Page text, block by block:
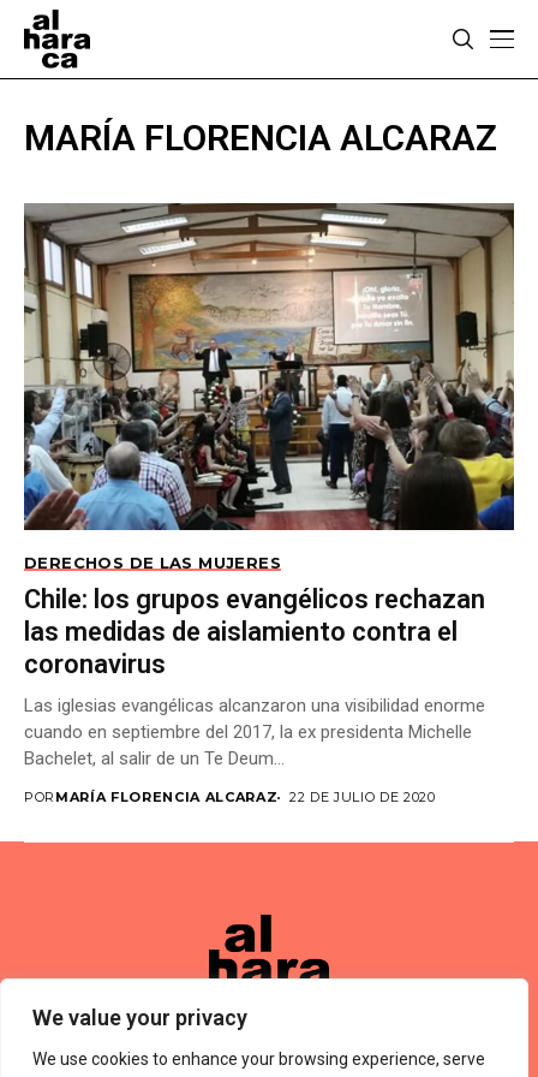
We value your privacy
We use cookies to enhance your browsing experience, serve
MARÍA FLORENCIA ALCARAZ
DERECHOS DE LAS MUJERES
Chile: los grupos evangélicos rechazan
las medidas de aislamiento contra el
coronavirus
Las iglesias evangélicas alcanzaron una visibilidad enorme
cuando en septiembre del 2017, la ex presidenta Michelle
Bachelet, al salir de un Te Deum...
POR MARÍA FLORENCIA ALCARAZ 22 DE JULIO DE 2020
Términos De UsoAbout UsPolítica De Privacidad